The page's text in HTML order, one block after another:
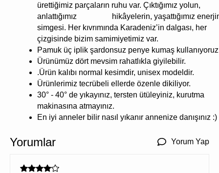
ürettiğimiz parçaların ruhu var. Çıktığımız yolun,
anlattığımız hikâyelerin, yaşattığımız
simgesi. Her kıvrımında Karadeniz’in dalgası, her
çizgisinde bizim samimiyetimiz var.
Pamuk üç iplik şardonsuz penye kumaş
Ürünümüz dört mevsim rahatlıkla giyilebilir.
.Ürün kalıbı normal kesimdir, unisex modeldir.
Ürünlerimiz tecrübeli ellerde özenle dikiliyor.
30° - 40° de yıkayınız, tersten ütüleyiniz, kurutma
makinasına atmayınız.
En iyi anneler bilir nasıl yıkanır annenize danışınız :)
Yorumlar Yorum Yap